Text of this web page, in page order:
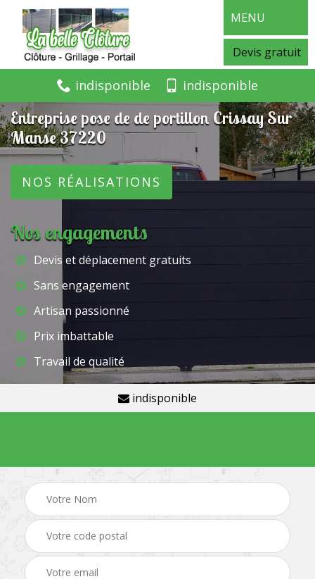
MENU
Devis gratuit
indisponible indisponible
Entreprise pose de de portillon Crissay Sur
Manse 37220
NOS RÉALISATIONS
Nos engagements
Devis et déplacement gratuits
Sans engagement
Artisan passionné
Prix imbattable
Travail de qualité
indisponible